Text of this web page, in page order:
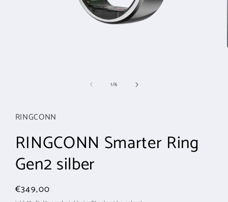
1/von
6
RINGCONN
RINGCONN Smarter Ring
Gen2 silber
Normaler
€349,00